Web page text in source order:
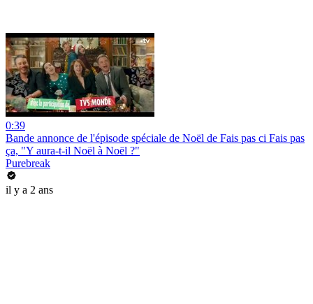
0:39
Bande annonce de l'épisode spéciale de Noël de Fais pas ci Fais pas
ça, "Y aura-t-il Noël à Noël ?"
Purebreak
il y a 2 ans